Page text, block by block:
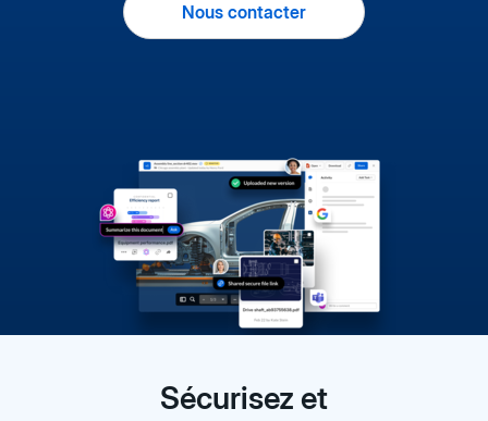
Nous contacter
Sécurisez et